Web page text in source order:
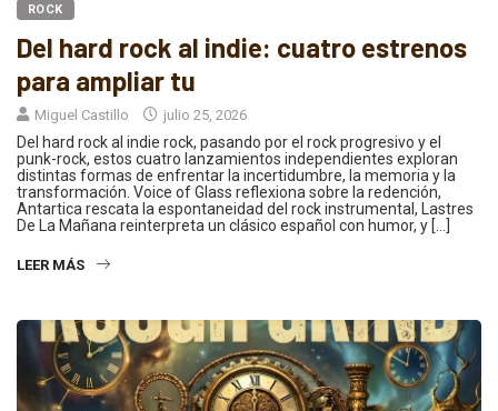
ROCK
Del hard rock al indie: cuatro estrenos
para ampliar tu
Miguel Castillo julio 25, 2026
Del hard rock al indie rock, pasando por el rock progresivo y el
punk-rock, estos cuatro lanzamientos independientes exploran
distintas formas de enfrentar la incertidumbre, la memoria y la
transformación. Voice of Glass reflexiona sobre la redención,
Antartica rescata la espontaneidad del rock instrumental, Lastres
De La Mañana reinterpreta un clásico español con humor, y […]
LEER MÁS